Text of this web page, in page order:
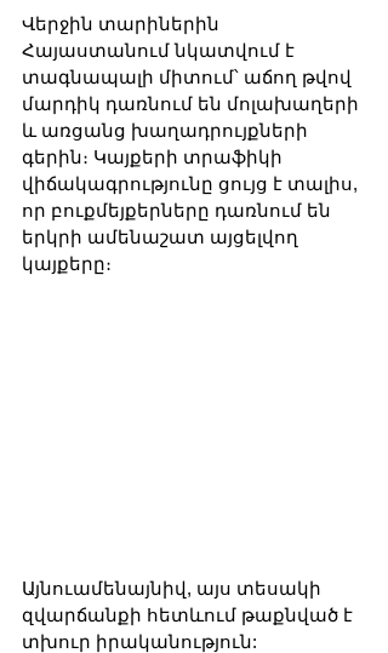
Վերջին տարիներին
Հայաստանում նկատվում է
տագնապալի միտում՝ աճող թվով
մարդիկ դառնում են մոլախաղերի
և առցանց խաղադրույքների
գերին։ Կայքերի տրաֆիկի
վիճակագրությունը ցույց է տալիս,
որ բուքմեյքերները դառնում են
երկրի ամենաշատ այցելվող
կայքերը։
Այնուամենայնիվ, այս տեսակի
զվարճանքի հետևում թաքնված է
տխուր իրականություն: